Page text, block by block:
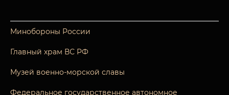
Минобороны России
Главный храм ВС РФ
Музей военно-морской славы
Федеральное государственное автономное